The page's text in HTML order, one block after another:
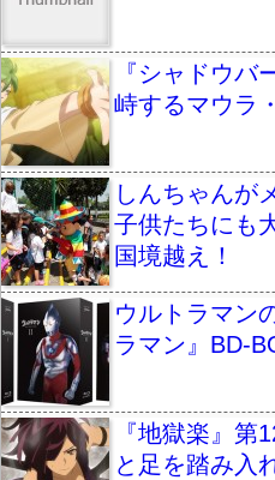
『シャドウバ
峙するマウラ
しんちゃんが
子供たちにも
国境越え！
ウルトラマン
ラマン』BD-
『地獄楽』第
と足を踏み入